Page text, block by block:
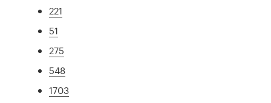
221
51
275
548
1703